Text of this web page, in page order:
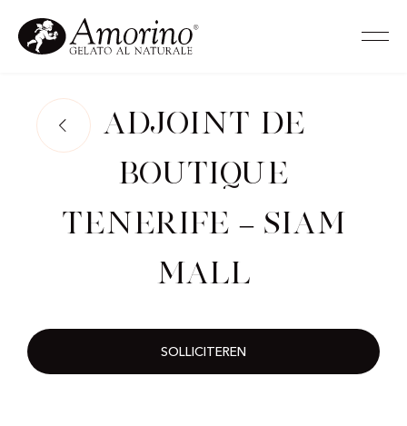
Adjoint de
Boutique
Tenerife – Siam
Mall
SOLLICITEREN